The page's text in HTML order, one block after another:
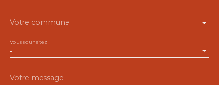
Votre commune
-
Vous souhaitez
Votre message